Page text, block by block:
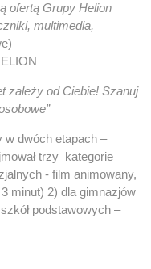
ofertą Grupy Helion
multimedia,
–
zależy od Ciebie! Szanuj
w dwóch etapach –
trzy kategorie
- film animowany,
minut) 2) dla gimnazjów
podstawowych –